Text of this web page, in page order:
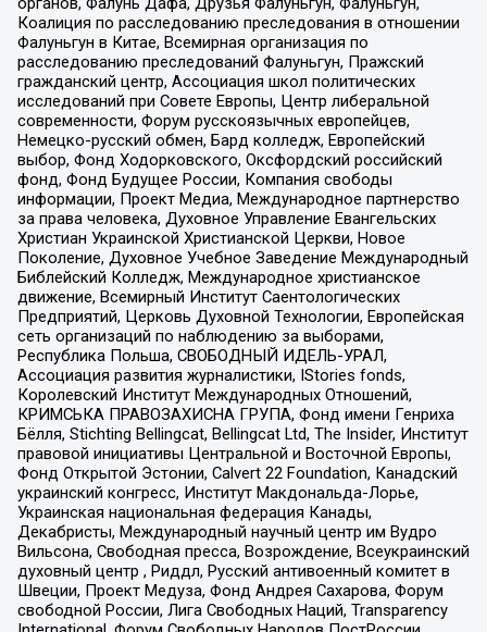
Коалиция по расследованию преследования в отношении
Фалуньгун в Китае, Всемирная организация по
расследованию преследований Фалуньгун, Пражский
гражданский центр, Ассоциация школ политических
исследований при Совете Европы, Центр либеральной
современности, Форум русскоязычных европейцев,
Немецко-русский обмен, Бард колледж, Европейский
выбор, Фонд Ходорковского, Оксфордский российский
фонд, Фонд Будущее России, Компания свободы
информации, Проект Медиа, Международное партнерство
за права человека, Духовное Управление Евангельских
Христиан Украинской Христианской Церкви, Новое
Поколение, Духовное Учебное Заведение Международный
Библейский Колледж, Международное христианское
движение, Всемирный Институт Саентологических
Предприятий, Церковь Духовной Технологии, Европейская
сеть организаций по наблюдению за выборами,
Республика Польша, СВОБОДНЫЙ ИДЕЛЬ-УРАЛ,
Ассоциация развития журналистики, IStories fonds,
Королевский Институт Международных Отношений,
КРИМСЬКА ПРАВОЗАХИСНА ГРУПА, Фонд имени Генриха
Бёлля, Stichting Bellingcat, Bellingcat Ltd, The Insider, Институт
правовой инициативы Центральной и Восточной Европы,
Фонд Открытой Эстонии, Calvert 22 Foundation, Канадский
украинский конгресс, Институт Макдональда-Лорье,
Украинская национальная федерация Канады,
Декабристы, Международный научный центр им Вудро
Вильсона, Свободная пресса, Возрождение, Всеукраинский
духовный центр , Риддл, Русский антивоенный комитет в
Швеции, Проект Медуза, Фонд Андрея Сахарова, Форум
свободной России, Лига Свободных Наций, Transparеncy